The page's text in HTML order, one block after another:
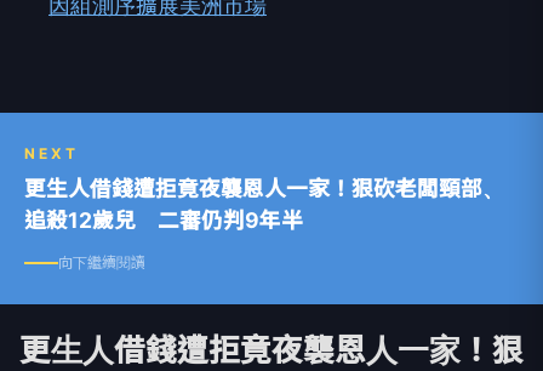
因組測序擴展美洲市場
NEXT
更生人借錢遭拒竟夜襲恩人一家！狠砍老闆頸部、
追殺12歲兒 二審仍判9年半
向下繼續閱讀
更生人借錢遭拒竟夜襲恩人一家！狠